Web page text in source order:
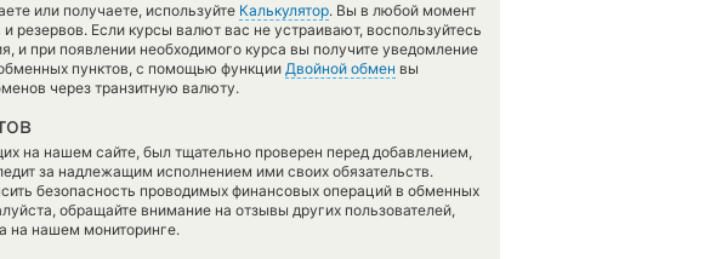
или получаете, используйте Калькулятор. Вы в любой момент
и резервов. Если курсы валют вас не устраивают, воспользуйтесь
и при появлении необходимого курса вы получите уведомление
пунктов, с помощью функцииДвойной обмен вы
через транзитную валюту.
на нашем сайте, был тщательно проверен перед добавлением,
за надлежащим исполнением ими своих обязательств.
безопасность проводимых финансовых операций в обменных
обращайте внимание на отзывы других пользователей,
на нашем мониторинге.